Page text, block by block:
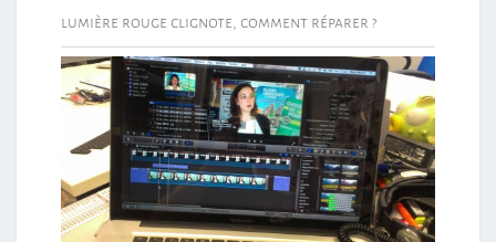
lumière rouge clignote, comment réparer ?